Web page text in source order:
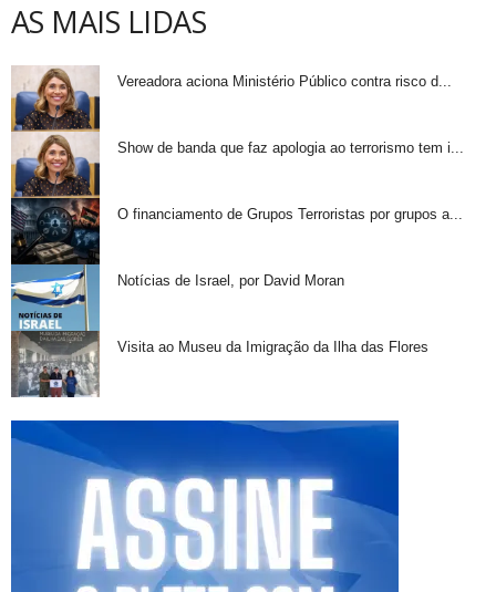
AS MAIS LIDAS
Vereadora aciona Ministério Público contra risco d...
Show de banda que faz apologia ao terrorismo tem i...
O financiamento de Grupos Terroristas por grupos a...
Notícias de Israel, por David Moran
Visita ao Museu da Imigração da Ilha das Flores